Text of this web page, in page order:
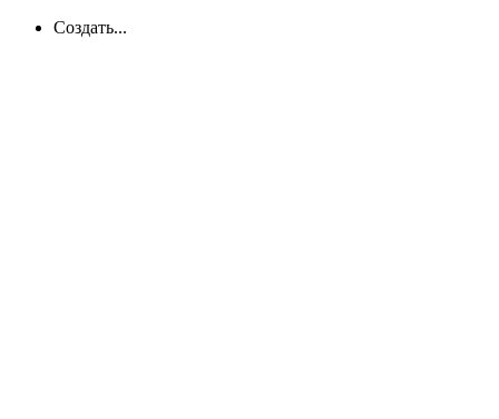
Создать...